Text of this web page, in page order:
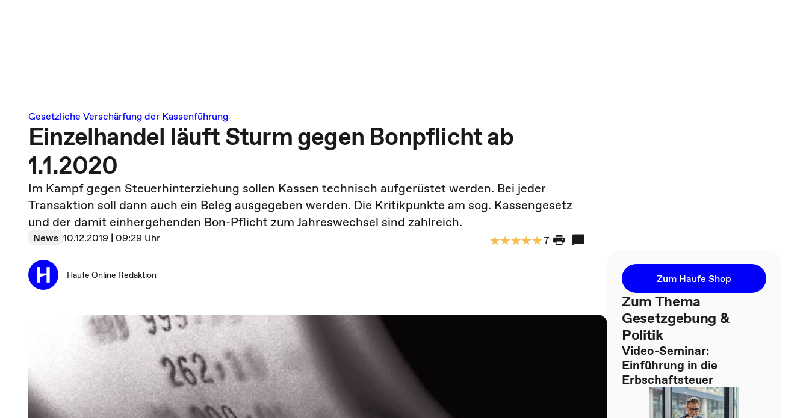
Gesetzliche Verschärfung der Kassenführung
Einzelhandel läuft Sturm gegen Bonpflicht ab
1.1.2020
Im Kampf gegen Steuerhinterziehung sollen Kassen technisch aufgerüstet werden. Bei jeder
Transaktion soll dann auch ein Beleg ausgegeben werden. Die Kritikpunkte am sog. Kassengesetz
und der damit einhergehenden Bon-Pflicht zum Jahreswechsel sind zahlreich.
News 10.12.2019 | 09:29 Uhr 7
Haufe Online Redaktion Zum Haufe Shop
Zum Thema
Gesetzgebung &
Politik
Video-Seminar:
Einführung in die
Erbschaftsteuer